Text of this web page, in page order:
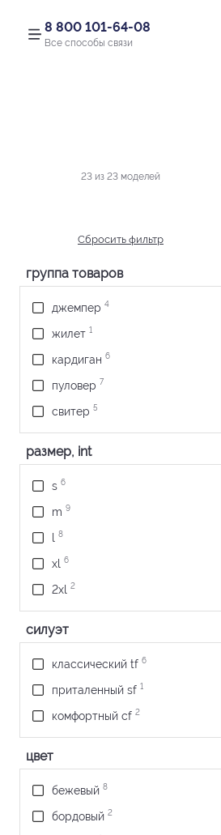
8 800 101-64-08
Все способы связи
23 из 23 моделей
Сбросить фильтр
группа товаров
джемпер 4
жилет 1
кардиган 6
пуловер 7
свитер 5
размер, int
s 6
m 9
l 8
xl 6
2xl 2
силуэт
классический tf 6
приталенный sf 1
комфортный cf 2
цвет
бежевый 8
бордовый 2